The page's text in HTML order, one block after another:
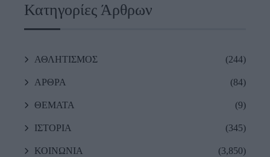
Κατηγορίες Άρθρων
ΑΘΛΗΤΙΣΜΟΣ (244)
ΑΡΘΡΑ (84)
ΘΕΜΑΤΑ (9)
ΙΣΤΟΡΙΑ (345)
ΚΟΙΝΩΝΙΑ (3,850)